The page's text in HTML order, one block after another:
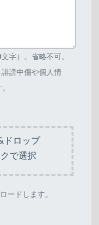
文字）。省略不可。
謗中傷や個人情
ドロップ
で選択
ードします。